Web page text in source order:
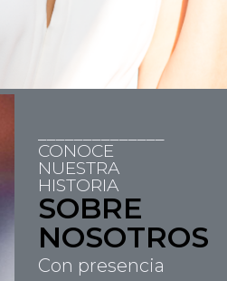
CONOCE
NUESTRA
HISTORIA
SOBRE
NOSOTROS
Con presencia